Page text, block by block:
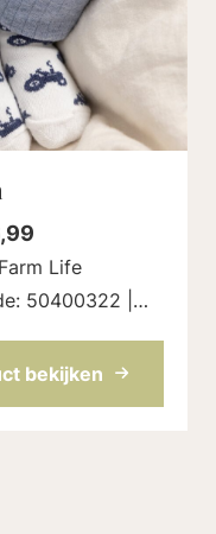
Life
50400322 |
bekijken